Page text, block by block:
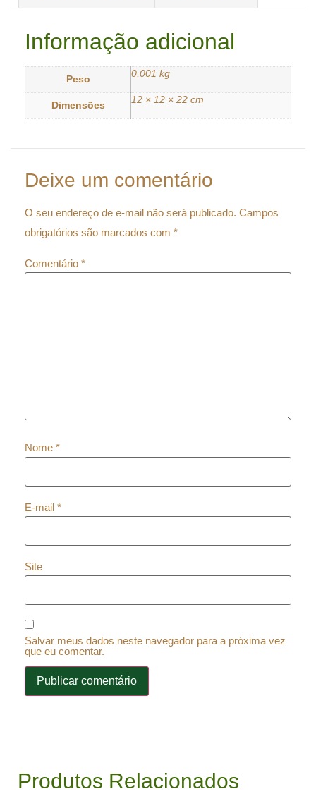
Informação adicional
Peso
0,001 kg
Dimensões
12 × 12 × 22 cm
Deixe um comentário
O seu endereço de e-mail não será publicado. Campos
obrigatórios são marcados com *
Comentário *
Nome *
E-mail *
Site
Salvar meus dados neste navegador para a próxima vez
que eu comentar.
Produtos Relacionados